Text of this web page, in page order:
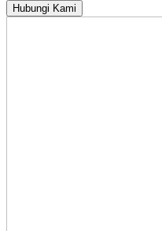
Hubungi Kami